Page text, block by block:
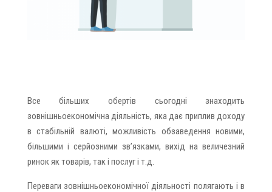
Все більших обертів сьогодні знаходить
зовнішньоекономічна діяльність, яка дає приплив доходу
в стабільній валюті, можливість обзаведення новими,
більшими і серйозними зв’язками, вихід на величезний
ринок як товарів, так і послуг і т.д.
Переваги зовнішньоекономічної діяльності полягають і в